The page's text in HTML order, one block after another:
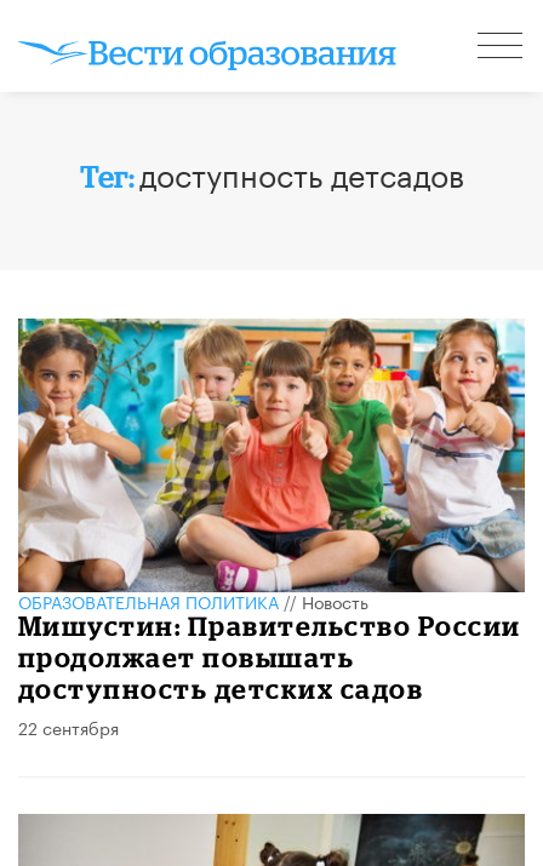
Тег:доступность детсадов
ОБРАЗОВАТЕЛЬНАЯ ПОЛИТИКА//Новость
Мишустин: Правительство России
продолжает повышать
доступность детских садов
22 сентября